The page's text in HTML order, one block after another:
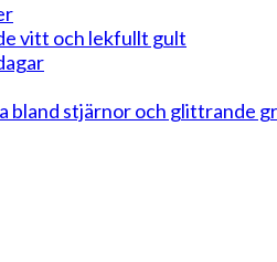
vitt och lekfullt gult
bland stjärnor och glittrande